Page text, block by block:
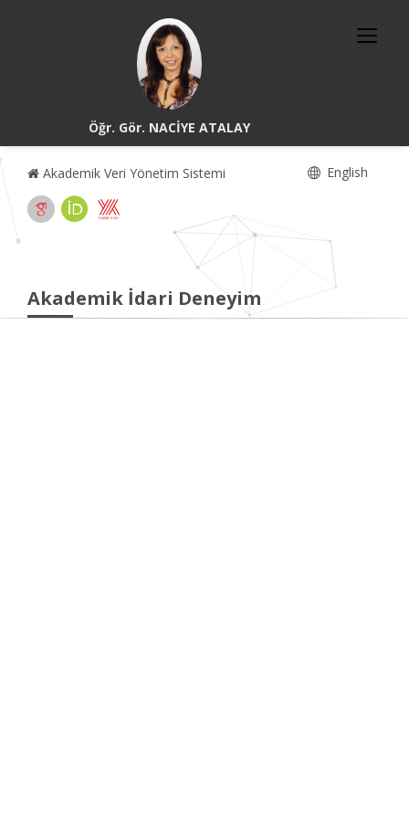
Öğr. Gör. NACİYE ATALAY
Akademik Veri Yönetim Sistemi English
Akademik İdari Deneyim